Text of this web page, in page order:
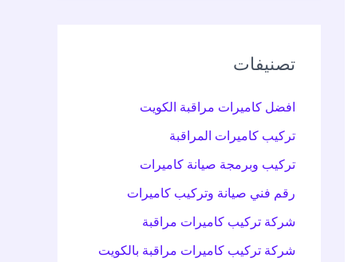
تصنيفات
افضل كاميرات مراقبة الكويت
تركيب كاميرات المراقبة
تركيب وبرمجة صيانة كاميرات
رقم فني صيانة وتركيب كاميرات
شركة تركيب كاميرات مراقبة
شركة تركيب كاميرات مراقبة بالكويت